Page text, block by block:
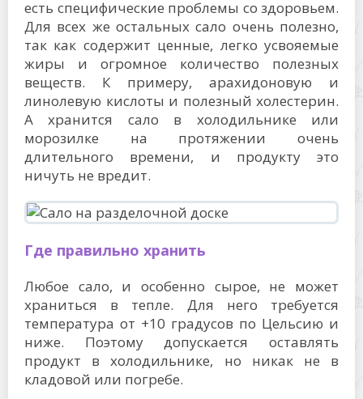
есть специфические проблемы со здоровьем.
Для всех же остальных сало очень полезно,
так как содержит ценные, легко усвояемые
жиры и огромное количество полезных
веществ. К примеру, арахидоновую и
линолевую кислоты и полезный холестерин.
А хранится сало в холодильнике или
морозилке на протяжении очень
длительного времени, и продукту это
ничуть не вредит.
Где правильно хранить
Любое сало, и особенно сырое, не может
храниться в тепле. Для него требуется
температура от +10 градусов по Цельсию и
ниже. Поэтому допускается оставлять
продукт в холодильнике, но никак не в
кладовой или погребе.